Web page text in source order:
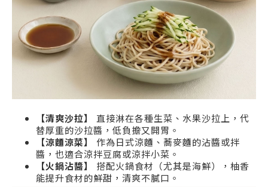
【清爽沙拉】
直接淋在各種生菜、水果沙拉上，代
替厚重的沙拉醬，低負擔又開胃。
【涼麵涼菜】
作為日式涼麵、蕎麥麵的沾醬或拌
醬，也適合涼拌豆腐或涼拌小菜。
【火鍋沾醬】
搭配火鍋食材（尤其是海鮮），柚香
能提升食材的鮮甜，清爽不膩口。